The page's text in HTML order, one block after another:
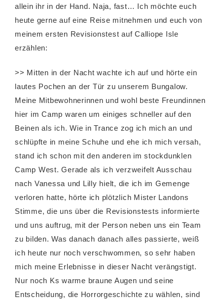
allein ihr in der Hand. Naja, fast… Ich möchte euch
heute gerne auf eine Reise mitnehmen und euch von
meinem ersten Revisionstest auf Calliope Isle
erzählen:
>> Mitten in der Nacht wachte ich auf und hörte ein
lautes Pochen an der Tür zu unserem Bungalow.
Meine Mitbewohnerinnen und wohl beste Freundinnen
hier im Camp waren um einiges schneller auf den
Beinen als ich. Wie in Trance zog ich mich an und
schlüpfte in meine Schuhe und ehe ich mich versah,
stand ich schon mit den anderen im stockdunklen
Camp West. Gerade als ich verzweifelt Ausschau
nach Vanessa und Lilly hielt, die ich im Gemenge
verloren hatte, hörte ich plötzlich Mister Landons
Stimme, die uns über die Revisionstests informierte
und uns auftrug, mit der Person neben uns ein Team
zu bilden. Was danach danach alles passierte, weiß
ich heute nur noch verschwommen, so sehr haben
mich meine Erlebnisse in dieser Nacht verängstigt.
Nur noch Ks warme braune Augen und seine
Entscheidung, die Horrorgeschichte zu wählen, sind